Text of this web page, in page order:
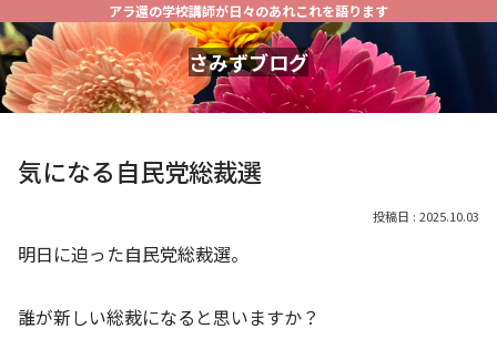
アラ還の学校講師が日々のあれこれを語ります
さみずブログ
気になる自民党総裁選
2025.10.03
明日に迫った自民党総裁選。
誰が新しい総裁になると思いますか？